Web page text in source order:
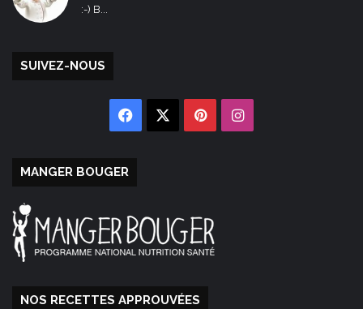
:-) B...
SUIVEZ-NOUS
Facebook PinterestInstagram
MANGER BOUGER
NOS RECETTES APPROUVÉES